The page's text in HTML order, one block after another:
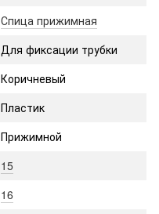
Спица прижимная
Для фиксации трубки
Коричневый
Пластик
Прижимной
15
16